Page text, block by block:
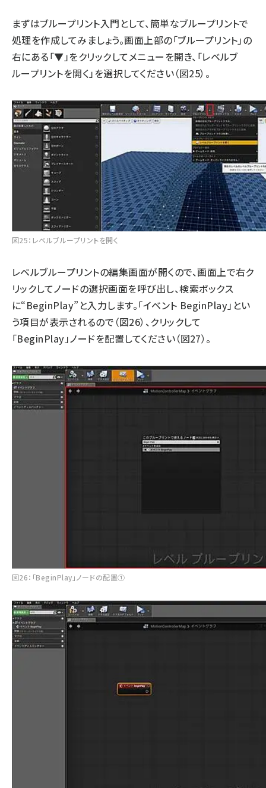
まずはブループリント入門として、簡単なブループリントで
処理を作成してみましょう。画面上部の「ブループリント」の
右にある「▼」をクリックしてメニューを開き、「レベルブ
ループリントを開く」を選択してください（図25）。
図25：レベルブループリントを開く
レベルブループリントの編集画面が開くので、画面上で右ク
リックしてノードの選択画面を呼び出し、検索ボックス
に“BeginPlay”と入力します。「イベント BeginPlay」とい
う項目が表示されるので（図26）、クリックして
「BeginPlay」ノードを配置してください（図27）。
図26：「BeginPlay」ノードの配置①